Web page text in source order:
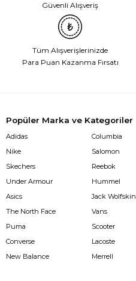
Güvenli Alışveriş
Tüm Alışverişlerinizde
Para Puan Kazanma Fırsatı
Popüler Marka ve Kategoriler
Adidas
Nike
Skechers
Under Armour
Asics
The North Face
Puma
Converse
New Balance
Columbia
Salomon
Reebok
Hummel
Jack Wolfskin
Vans
Scooter
Lacoste
Merrell